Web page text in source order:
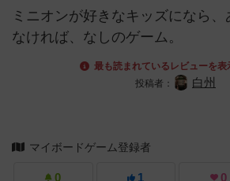
ミニオンが好きなキッズになら
なければ、なしのゲーム。
最も読まれているレビューを表
投稿者：
白州
マイボードゲーム登録者
0 1 0